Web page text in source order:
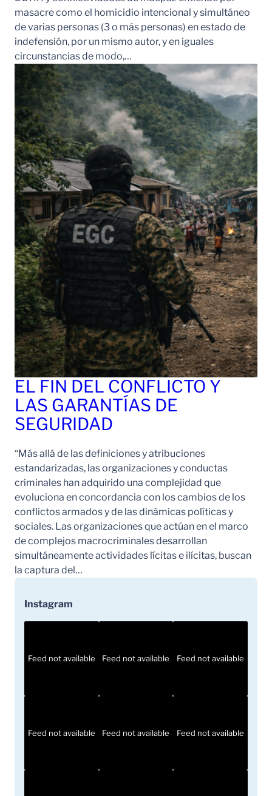
masacre como el homicidio intencional y simultáneo
de varias personas (3 o más personas) en estado de
indefensión, por un mismo autor, y en iguales
circunstancias de modo,…
EL FIN DEL CONFLICTO Y
LAS GARANTÍAS DE
SEGURIDAD
“Más allá de las definiciones y atribuciones
estandarizadas, las organizaciones y conductas
criminales han adquirido una complejidad que
evoluciona en concordancia con los cambios de los
conflictos armados y de las dinámicas políticas y
sociales. Las organizaciones que actúan en el marco
de complejos macrocriminales desarrollan
simultáneamente actividades lícitas e ilícitas, buscan
la captura del…
Instagram
Feed not available Feed not available Feed not available
Feed not available Feed not available Feed not available